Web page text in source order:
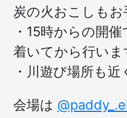
炭の火おこしもお
・15時からの開
着いてから行い
・川遊び場所も近
会場は